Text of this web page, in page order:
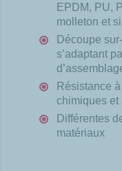
EPDM, PU,
molleton et
Découpe
s’adaptant
Résistance
chimiques et
Différentes
matériaux